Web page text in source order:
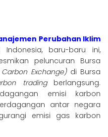
Perubahan Iklim
baru-baru ini,
peluncuran Bursa
Exchange)di Bursa
tradingberlangsung.
emisi karbon
antar negara
emisi gas karbon